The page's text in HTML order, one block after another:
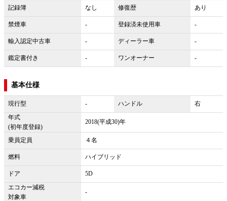
記録簿 なし 修復歴 あり
禁煙車 - 登録済未使用車 -
輸入認定中古車 - ディーラー車 -
鑑定書付き - ワンオーナー -
基本仕様
現行型 - ハンドル
右
年式
(初年度登録)
2018(平成30)年
乗員定員 ４名
燃料 ハイブリッド
ドア
5D
エコカー減税
対象車
-